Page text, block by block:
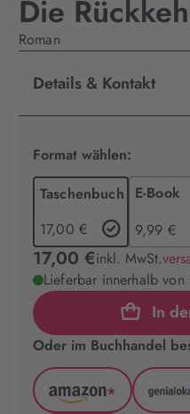
Die
Roman
Details & Kontakt
Format wählen:
Taschenbuch
17,00 €
E-Book
9,99 €
17,00 €inkl. MwSt.
Lieferbar innerhalb von
In
Oder im Buchhandel
Amazon
*